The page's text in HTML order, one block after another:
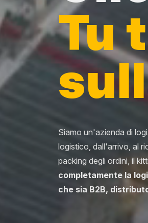
Tu
Siamo un'azienda di
logistico, dall'arrivo, al
packing degli ordini, il
completamente la
che sia B2B,